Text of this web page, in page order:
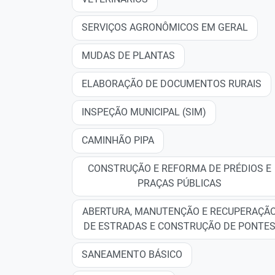
SERVIÇOS AGRONÔMICOS EM GERAL
MUDAS DE PLANTAS
ELABORAÇÃO DE DOCUMENTOS RURAIS
INSPEÇÃO MUNICIPAL (SIM)
CAMINHÃO PIPA
CONSTRUÇÃO E REFORMA DE PRÉDIOS E
PRAÇAS PÚBLICAS
ABERTURA, MANUTENÇÃO E
DE ESTRADAS E CONSTRUÇÃO DE PONTES
SANEAMENTO BÁSICO